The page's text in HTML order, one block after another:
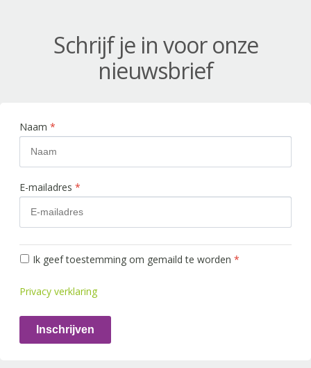
Schrijf je in voor onze
nieuwsbrief
Naam *
E-mailadres *
Ik geef toestemming om gemaild te worden *
Privacy verklaring
Inschrijven